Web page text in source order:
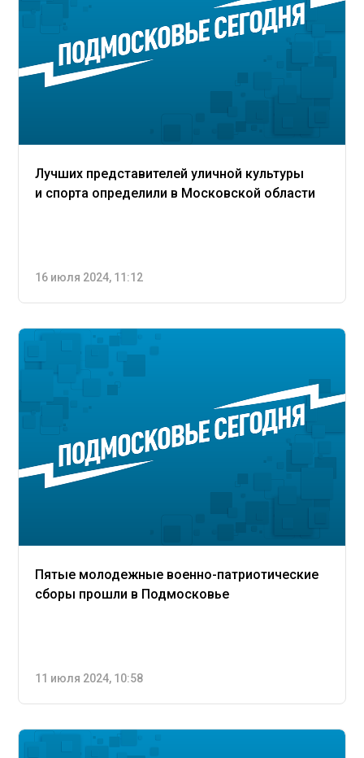
Лучших представителей уличной культуры
и спорта определили в Московской области
16 июля 2024, 11:12
Пятые молодежные военно-патриотические
сборы прошли в Подмосковье
11 июля 2024, 10:58